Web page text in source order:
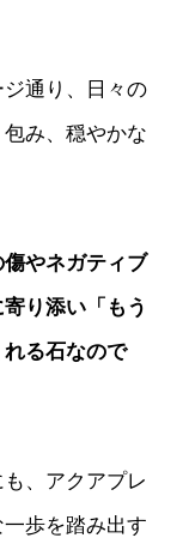
通り、日々の
み、穏やかな
やネガティブ
り添い「もう
る石なので
、アクアプレ
歩を踏み出す